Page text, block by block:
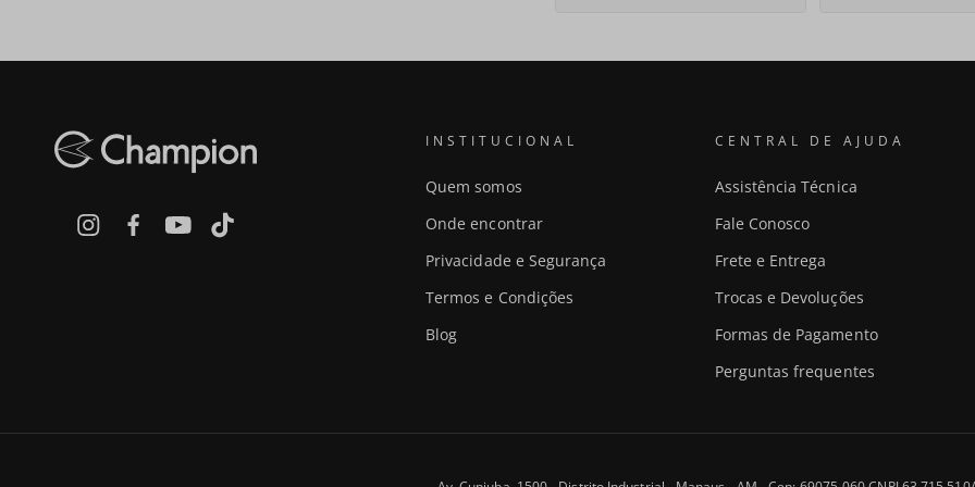
INSTITUCIONAL
Quem somos
Onde encontrar
Privacidade e Segurança
Termos e Condições
Blog
CENTRAL DE AJUDA
Assistência Técnica
Fale Conosco
Frete e Entrega
Trocas e Devoluções
Formas de Pagamento
Perguntas frequentes